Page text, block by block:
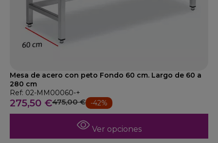
Mesa de acero con peto Fondo 60 cm. Largo de 60 a
280 cm
Ref: 02-MM00060-+
275,50 €475,00 € -42%
Ver opciones